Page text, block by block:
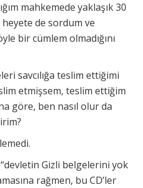
mahkemede yaklaşık 30
de sordum ve
bir cümlem olmadığını
savcılığa teslim ettiğimi
etmişsem, teslim ettiğim
göre, ben nasıl olur da
Gizli belgelerini yok
rağmen, bu CD’ler